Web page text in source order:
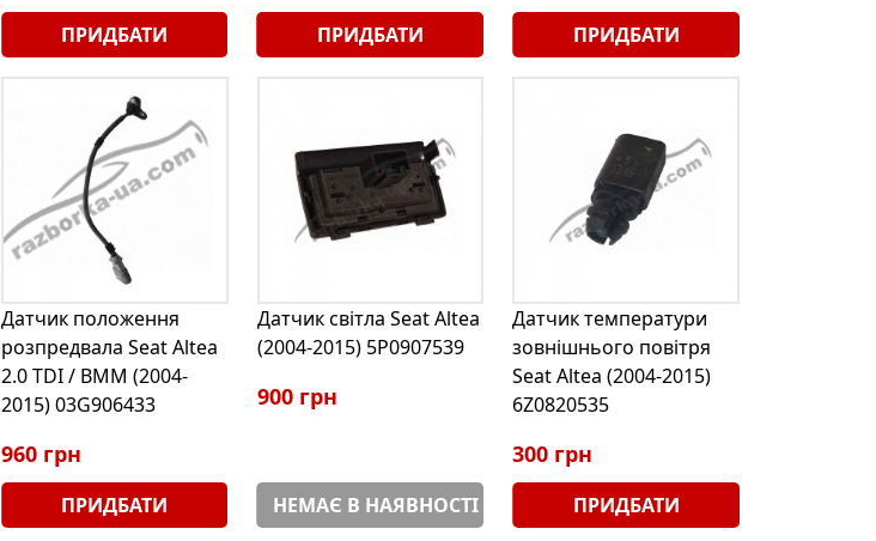
ПРИДБАТИ ПРИДБАТИ ПРИДБАТИ
Датчик положення
розпредвала Seat Altea
2.0 TDI / BMM (2004-
2015) 03G906433
960 грн
ПРИДБАТИ
Датчик світла Seat Altea
(2004-2015) 5P0907539
900 грн
НЕМАЄ В НАЯВНОСТІ
Датчик температури
зовнішнього повітря
Seat Altea (2004-2015)
6Z0820535
300 грн
ПРИДБАТИ